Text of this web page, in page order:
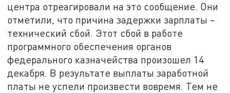
центра отреагировали на это сообщение. Они
отметили, что причина задержки зарплаты –
технический сбой. Этот сбой в работе
программного обеспечения органов
федерального казначейства произошел 14
декабря. В результате выплаты заработной
платы не успели произвести вовремя. Тем не